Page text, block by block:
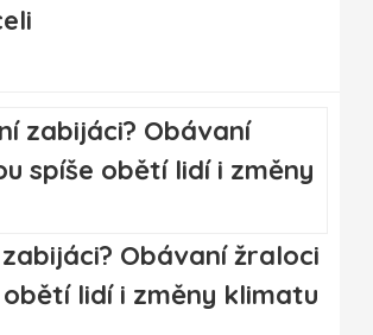
Obávaní žraloci
obětí lidí i změny klimatu